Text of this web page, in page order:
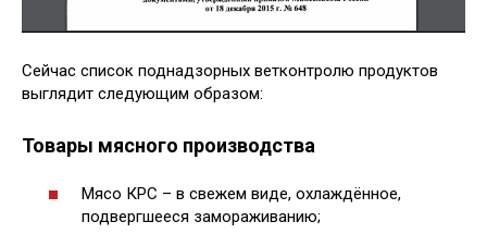
Сейчас список поднадзорных ветконтролю продуктов
выглядит следующим образом:
Товары мясного производства
Мясо КРС – в свежем виде, охлаждённое,
подвергшееся замораживанию;